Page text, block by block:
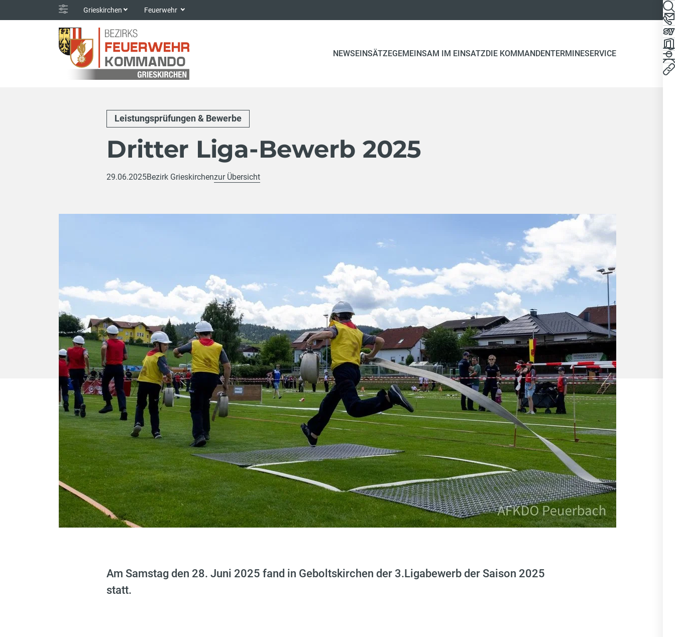
Grieskirchen Feuerwehr
NEWS(CURRENT)
EINSÄTZEGEMEINSAM IM EINSATZDIE KOMMANDENTERMINESERVICE
Leistungsprüfungen & Bewerbe
Dritter Liga-Bewerb 2025
29.06.2025Bezirk Grieskirchenzur Übersicht
Am Samstag den 28. Juni 2025 fand in Geboltskirchen der 3.Ligabewerb der Saison 2025
statt.